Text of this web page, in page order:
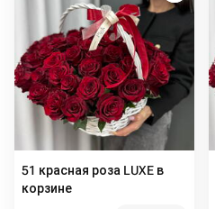
51 красная роза LUXE в
корзине